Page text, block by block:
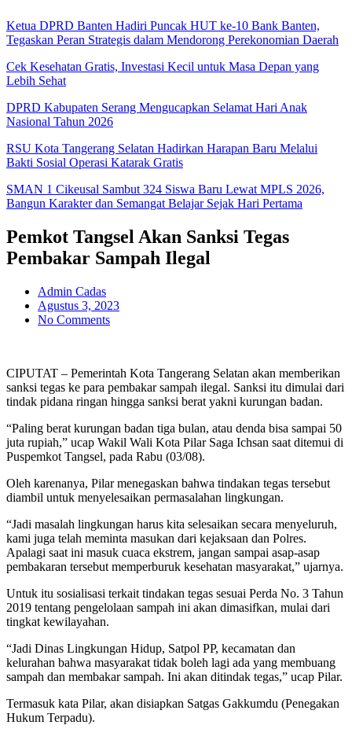
Ketua DPRD Banten Hadiri Puncak HUT ke-10 Bank Banten,
Tegaskan Peran Strategis dalam Mendorong Perekonomian Daerah
Cek Kesehatan Gratis, Investasi Kecil untuk Masa Depan yang
Lebih Sehat
DPRD Kabupaten Serang Mengucapkan Selamat Hari Anak
Nasional Tahun 2026
RSU Kota Tangerang Selatan Hadirkan Harapan Baru Melalui
Bakti Sosial Operasi Katarak Gratis
SMAN 1 Cikeusal Sambut 324 Siswa Baru Lewat MPLS 2026,
Bangun Karakter dan Semangat Belajar Sejak Hari Pertama
Pemkot Tangsel Akan Sanksi Tegas
Pembakar Sampah Ilegal
Admin Cadas
Agustus 3, 2023
No Comments
CIPUTAT – Pemerintah Kota Tangerang Selatan akan memberikan
sanksi tegas ke para pembakar sampah ilegal. Sanksi itu dimulai dari
tindak pidana ringan hingga sanksi berat yakni kurungan badan.
“Paling berat kurungan badan tiga bulan, atau denda bisa sampai 50
juta rupiah,” ucap Wakil Wali Kota Pilar Saga Ichsan saat ditemui di
Puspemkot Tangsel, pada Rabu (03/08).
Oleh karenanya, Pilar menegaskan bahwa tindakan tegas tersebut
diambil untuk menyelesaikan permasalahan lingkungan.
“Jadi masalah lingkungan harus kita selesaikan secara menyeluruh,
kami juga telah meminta masukan dari kejaksaan dan Polres.
Apalagi saat ini masuk cuaca ekstrem, jangan sampai asap-asap
pembakaran tersebut memperburuk kesehatan masyarakat,” ujarnya.
Untuk itu sosialisasi terkait tindakan tegas sesuai Perda No. 3 Tahun
2019 tentang pengelolaan sampah ini akan dimasifkan, mulai dari
tingkat kewilayahan.
“Jadi Dinas Lingkungan Hidup, Satpol PP, kecamatan dan
kelurahan bahwa masyarakat tidak boleh lagi ada yang membuang
sampah dan membakar sampah. Ini akan ditindak tegas,” ucap Pilar.
Termasuk kata Pilar, akan disiapkan Satgas Gakkumdu (Penegakan
Hukum Terpadu).